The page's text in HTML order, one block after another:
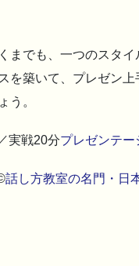
までも、一つのスタ
を築いて、プレゼン
う。
実戦20分プレゼンテ
話し方教室の名門・日